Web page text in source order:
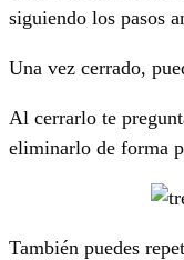
siguiendo los pasos
Una vez cerrado,
Al cerrarlo te
eliminarlo de forma
También puedes